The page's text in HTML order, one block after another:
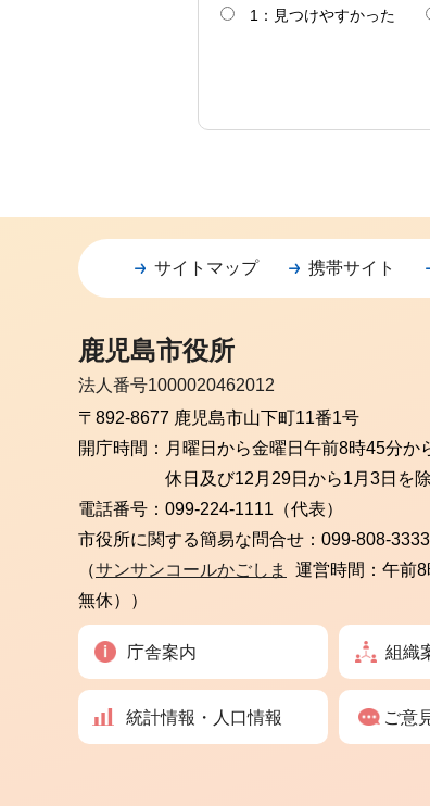
1：見つけやすかった
サイトマップ 携帯サイト
鹿児島市役所
法人番号1000020462012
〒892-8677 鹿児島市山下町11番1号
開庁時間： 月曜日から金曜日 午前8時45分か
休日及び12月29日から1月3日を
電話番号： 099-224-1111（代表）
市役所に関する簡易な問合せ： 099-808-3333
（サンサンコールかごしま
運営時間：午前
無休））
庁舎案内 組織
統計情報・人口情報 ご意